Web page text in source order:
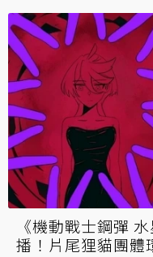
《機動戰士鋼彈
播！片尾狸貓團體